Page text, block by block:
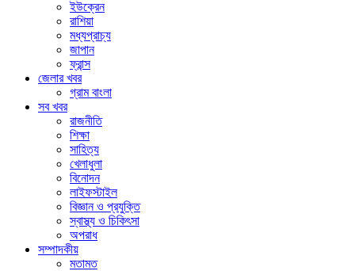
ইউক্রেন
রাশিয়া
মধ্যপ্রাচ্য
জাপান
ফ্রান্স
জেলার খবর
গ্রাম বাংলা
সব খবর
রাজনীতি
শিক্ষা
সাহিত্য
খেলাধুলা
বিনোদন
লাইফস্টাইল
বিজ্ঞান ও প্রযুক্তি
স্বাস্থ্য ও চিকিৎসা
অপরাধ
সম্পাদকীয়
মতামত